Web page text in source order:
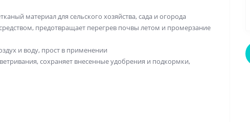
материал для сельского хозяйства, сада и огорода
предотвращает перегрев почвы летом и промерзание
и воду, прост в применении
сохраняет внесенные удобрения и подкормки,